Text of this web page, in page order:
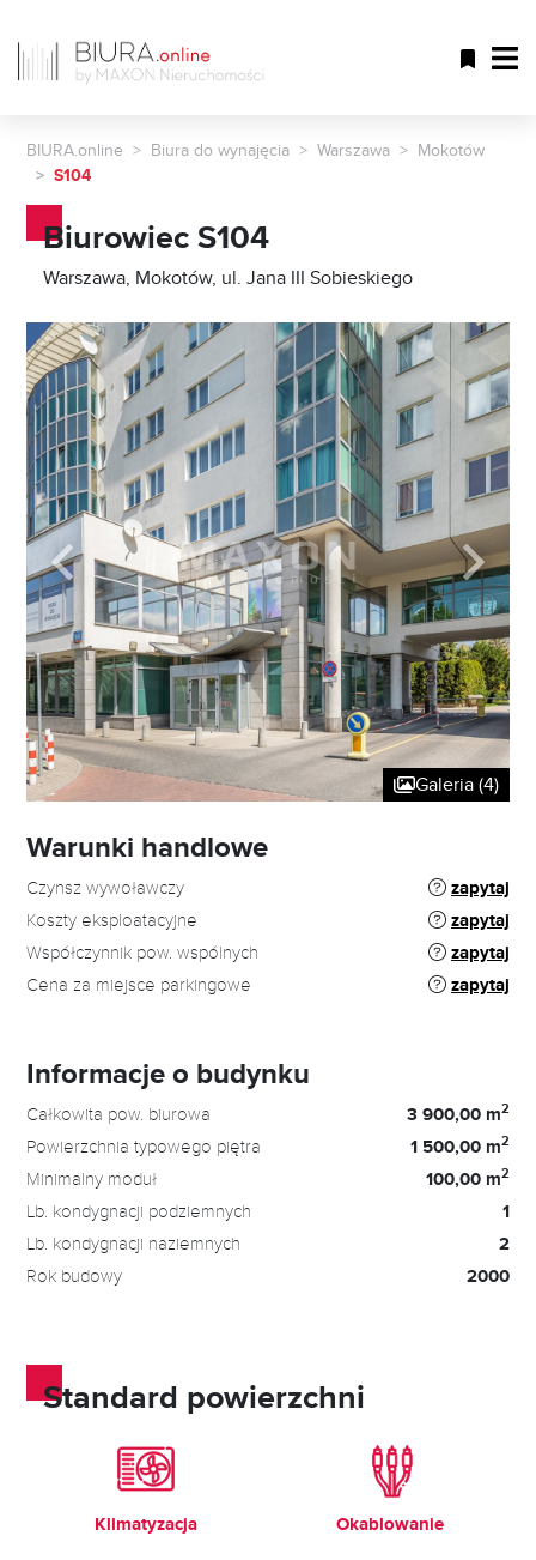
BIURA.online Biura do wynajęcia Warszawa
Mokotów
S104
Biurowiec S104
Warszawa, Mokotów, ul. Jana III Sobieskiego
Galeria (4)
Warunki handlowe
Czynsz wywoławczy zapytaj
Koszty eksploatacyjne zapytaj
Współczynnik pow. wspólnych zapytaj
Cena za miejsce parkingowe zapytaj
Informacje o budynku
Całkowita pow. biurowa 3 900,00 m2
Powierzchnia typowego piętra 1 500,00 m2
Minimalny moduł 100,00 m2
Lb. kondygnacji podziemnych 1
Lb. kondygnacji naziemnych 2
Rok budowy 2000
Standard powierzchni
Klimatyzacja Okablowanie